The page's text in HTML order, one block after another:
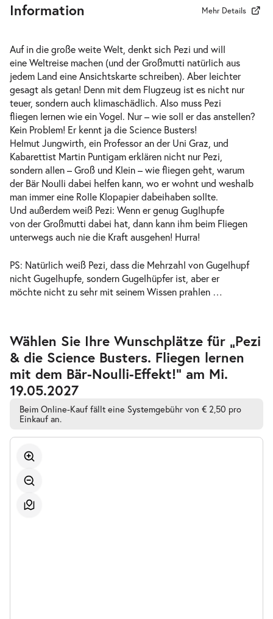
Information Mehr Details
Auf in die große weite Welt, denkt sich Pezi und will
eine Weltreise machen (und der Großmutti natürlich aus
jedem Land eine Ansichtskarte schreiben). Aber leichter
gesagt als getan! Denn mit dem Flugzeug ist es nicht nur
teuer, sondern auch klimaschädlich. Also muss Pezi
fliegen lernen wie ein Vogel. Nur – wie soll er das anstellen?
Kein Problem! Er kennt ja die Science Busters!
Helmut Jungwirth, ein Professor an der Uni Graz, und
Kabarettist Martin Puntigam erklären nicht nur Pezi,
sondern allen – Groß und Klein – wie fliegen geht, warum
der Bär Noulli dabei helfen kann, wo er wohnt und weshalb
man immer eine Rolle Klopapier dabeihaben sollte.
Und außerdem weiß Pezi: Wenn er genug Guglhupfe
von der Großmutti dabei hat, dann kann ihm beim Fliegen
unterwegs auch nie die Kraft ausgehen! Hurra!
PS: Natürlich weiß Pezi, dass die Mehrzahl von Gugelhupf
nicht Gugelhupfe, sondern Gugelhüpfer ist, aber er
möchte nicht zu sehr mit seinem Wissen prahlen …
Wählen Sie Ihre Wunschplätze für „Pezi
& die Science Busters. Fliegen lernen
mit dem Bär-Noulli-Effekt!” am Mi.
19.05.2027
Beim Online-Kauf fällt eine Systemgebühr von € 2,50 pro
Einkauf an.
Zur
barrierefreien
automatischen
Bestplatzwahl